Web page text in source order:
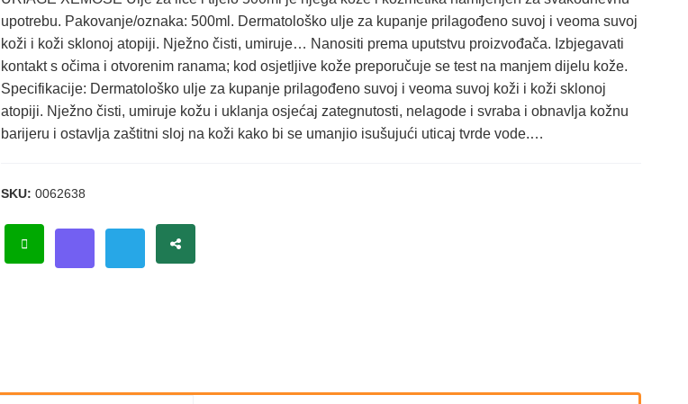
upotrebu. Pakovanje/oznaka: 500ml. Dermatološko ulje za kupanje prilagođeno suvoj i veoma suvoj
koži i koži sklonoj atopiji. Nježno čisti, umiruje… Nanositi prema uputstvu proizvođača. Izbjegavati
kontakt s očima i otvorenim ranama; kod osjetljive kože preporučuje se test na manjem dijelu kože.
Specifikacije: Dermatološko ulje za kupanje prilagođeno suvoj i veoma suvoj koži i koži sklonoj
atopiji. Nježno čisti, umiruje kožu i uklanja osjećaj zategnutosti, nelagode i svraba i obnavlja kožnu
barijeru i ostavlja zaštitni sloj na koži kako bi se umanjio isušujući uticaj tvrde vode.…
SKU:0062638